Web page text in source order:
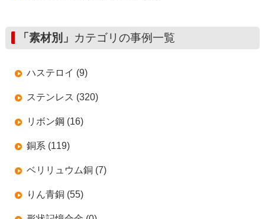
「素材別」 カテゴリの事例一覧
ハステロイ (9)
ステンレス (320)
リボン鋼 (16)
銅系 (119)
ベリリュウム銅 (7)
りん青銅 (55)